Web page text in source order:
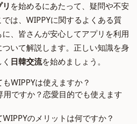
を始めるにあたって、疑問や不安
は、WIPPYに関するよくある質
、皆さんが安心してアプリを利用
いて解説します。正しい知識を身
日韓交流を始めましょう。
WIPPYは使えますか？
用ですか？恋愛目的でも使えます
のメリットは何ですか？